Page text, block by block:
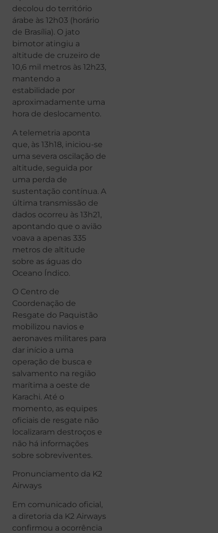
decolou do território
árabe às 12h03 (horário
de Brasília). O jato
bimotor atingiu a
altitude de cruzeiro de
10,6 mil metros às 12h23,
mantendo a
estabilidade por
aproximadamente uma
hora de deslocamento.
A telemetria aponta
que, às 13h18, iniciou-se
uma severa oscilação de
altitude, seguida por
uma perda de
sustentação contínua. A
última transmissão de
dados ocorreu às 13h21,
apontando que o avião
voava a apenas 335
metros de altitude
sobre as águas do
Oceano Índico.
O Centro de
Coordenação de
Resgate do Paquistão
mobilizou navios e
aeronaves militares para
dar início a uma
operação de busca e
salvamento na região
marítima a oeste de
Karachi. Até o
momento, as equipes
oficiais de resgate não
localizaram destroços e
não há informações
sobre sobreviventes.
Pronunciamento da K2
Airways
Em comunicado oficial,
a diretoria da K2 Airways
confirmou a ocorrência